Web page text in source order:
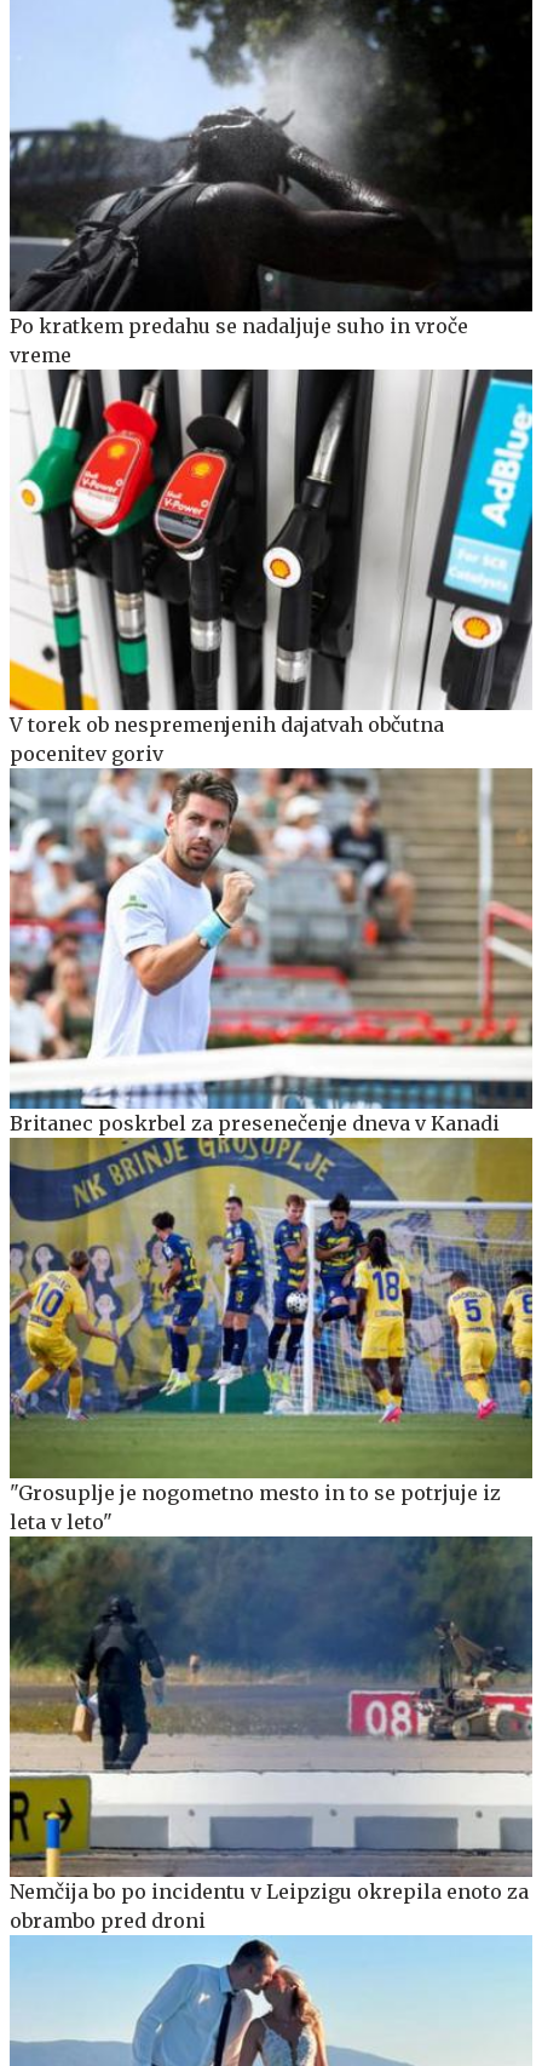
Po kratkem predahu se nadaljuje suho in vroče
vreme
V torek ob nespremenjenih dajatvah občutna
pocenitev goriv
Britanec poskrbel za presenečenje dneva v Kanadi
"Grosuplje je nogometno mesto in to se potrjuje iz
leta v leto"
Nemčija bo po incidentu v Leipzigu okrepila enoto za
obrambo pred droni